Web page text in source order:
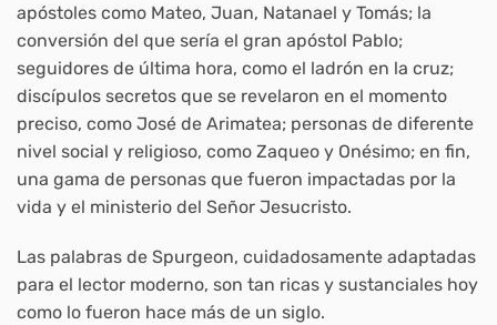
apóstoles como Mateo, Juan, Natanael y Tomás; la
conversión del que sería el gran apóstol Pablo;
seguidores de última hora, como el ladrón en la cruz;
discípulos secretos que se revelaron en el momento
preciso, como José de Arimatea; personas de diferente
nivel social y religioso, como Zaqueo y Onésimo; en fin,
una gama de personas que fueron impactadas por la
vida y el ministerio del Señor Jesucristo.
Las palabras de Spurgeon, cuidadosamente adaptadas
para el lector moderno, son tan ricas y sustanciales hoy
como lo fueron hace más de un siglo.